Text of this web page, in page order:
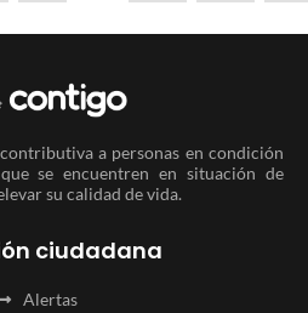
a personas en condición
se encuentren en situación de
su calidad de vida.
ciudadana
Alertas